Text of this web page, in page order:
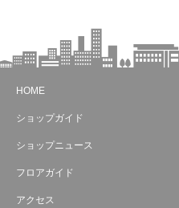
HOME
ショップガイド
ショップニュース
フロアガイド
アクセス